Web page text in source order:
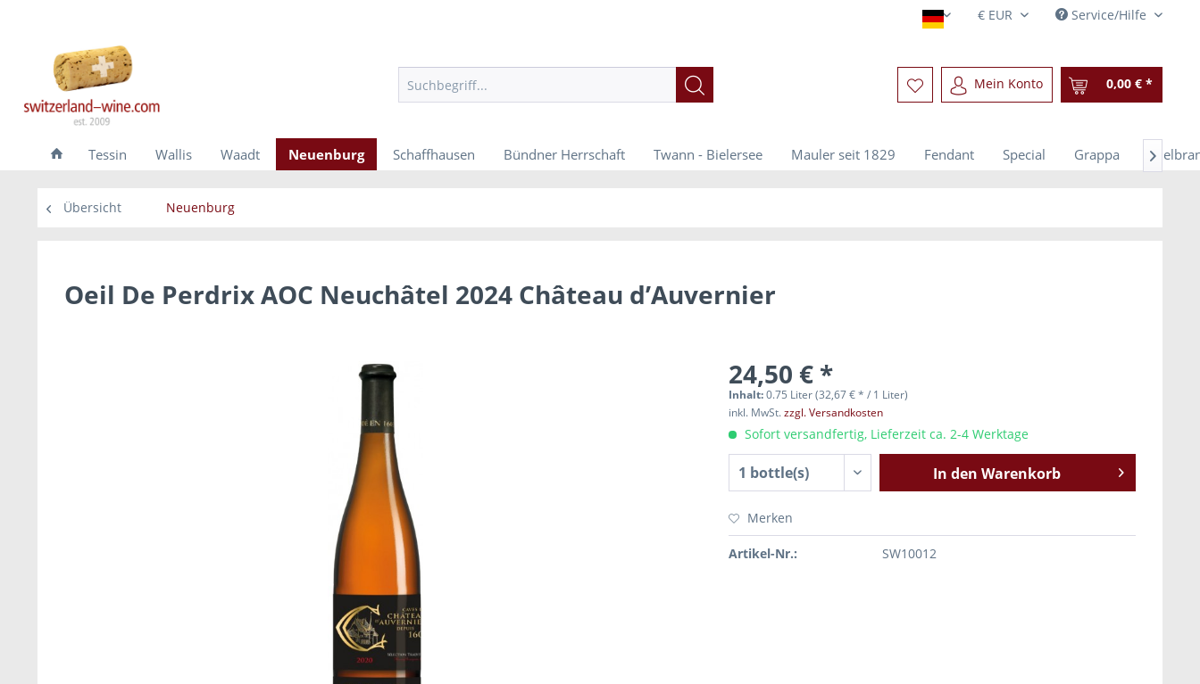
Deutsch Service/Hilfe
Mein Konto 0,00 € *
Tessin Wallis Waadt Neuenburg Schaffhausen Bündner Herrschaft Twann - Bielersee Mauler seit 1829 Fendant Special Grappa 
Übersicht Neuenburg
Oeil De Perdrix AOC Neuchâtel 2024 Château d’Auvernier
24,50 € *
Inhalt:0.75 Liter (32,67 € * / 1 Liter)
inkl. MwSt.zzgl. Versandkosten
Sofort versandfertig, Lieferzeit ca. 2-4 Werktage
In den Warenkorb
Merken
Artikel-Nr.: SW10012